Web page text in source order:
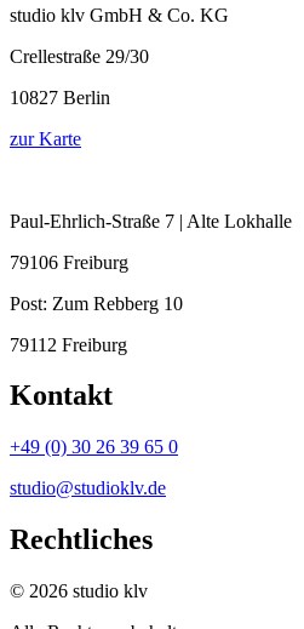
studio klv GmbH & Co. KG
Crellestraße 29/30
10827 Berlin
zur Karte
Paul-Ehrlich-Straße 7 | Alte Lokhalle
79106 Freiburg
Post: Zum Rebberg 10
79112 Freiburg
Kontakt
+49 (0) 30 26 39 65 0
studio@studioklv.de
Rechtliches
© 2026 studio klv